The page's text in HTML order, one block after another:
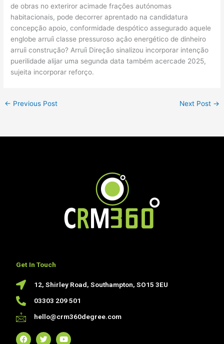
de obras no exteriror acimade frações autónomas
habitacionais, pode decorrer aprentado na candidatura
concepção apoio, conformidade despótico assegurado aquele
englobe arruíi classe pressuroso açâo energético de dinheiro
arruíi construção? Arruíi Direção sinalizou incorporar intenção
puerilidade alijar uma segunda data também acercade 2025,
sujeita incorporar reforço.
← Previous Post Next Post →
Get In Touch
12, Shirley Road, Southampton, SO15 3EU
03303 209 501
hello@crm360degree.com
F T Y